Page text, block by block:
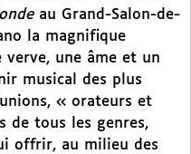
au Grand-Salon-de-
la magnifique
verve, une âme et un
musical des plus
« orateurs et
de tous les genres,
offrir, au milieu des